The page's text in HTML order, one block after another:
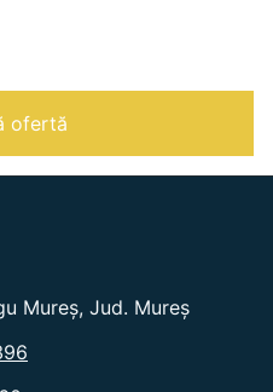
ofertă
Mureș, Jud. Mureș